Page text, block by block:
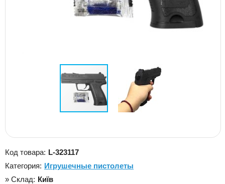
Код товара: L-323117
Категория: Игрушечные пистолеты
» Склад: Київ